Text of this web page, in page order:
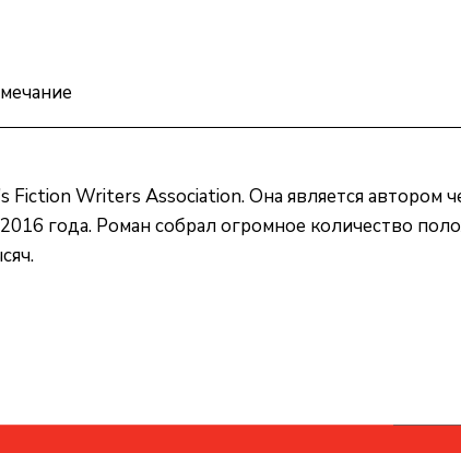
Writers Association. Она является автором
года. Роман собрал огромное количество